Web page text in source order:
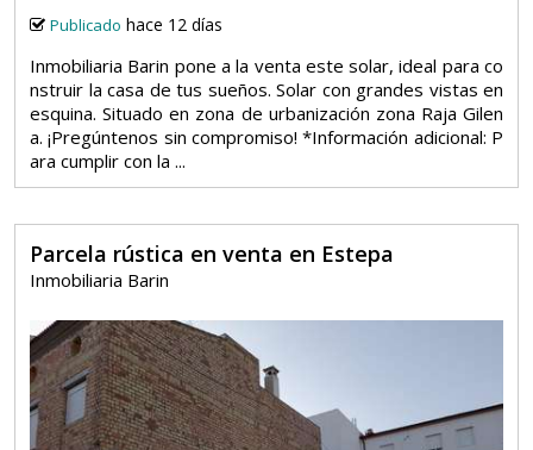
Publicado hace 12 días
Inmobiliaria Barin pone a la venta este solar, ideal para co
nstruir la casa de tus sueños. Solar con grandes vistas en
esquina. Situado en zona de urbanización zona Raja Gilen
a. ¡Pregúntenos sin compromiso! *Información adicional: P
ara cumplir con la ...
Parcela rústica en venta en Estepa
Inmobiliaria Barin